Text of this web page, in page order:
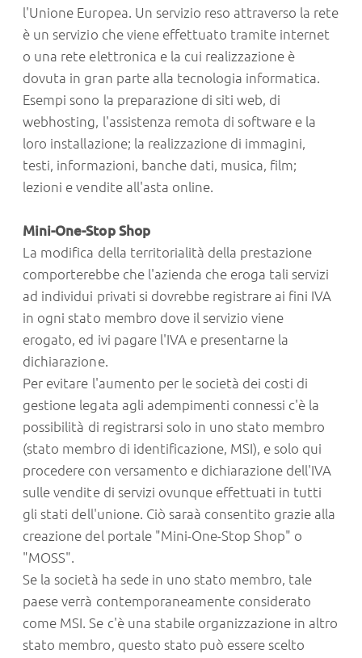
l'Unione Europea. Un servizio reso attraverso la rete
è un servizio che viene effettuato tramite internet
o una rete elettronica e la cui realizzazione è
dovuta in gran parte alla tecnologia informatica.
Esempi sono la preparazione di siti web, di
webhosting, l'assistenza remota di software e la
loro installazione; la realizzazione di immagini,
testi, informazioni, banche dati, musica, film;
lezioni e vendite all'asta online.
Mini-One-Stop Shop
La modifica della territorialità della prestazione
comporterebbe che l'azienda che eroga tali servizi
ad individui privati si dovrebbe registrare ai fini IVA
in ogni stato membro dove il servizio viene
erogato, ed ivi pagare l'IVA e presentarne la
dichiarazione.
Per evitare l'aumento per le società dei costi di
gestione legata agli adempimenti connessi c'è la
possibilità di registrarsi solo in uno stato membro
(stato membro di identificazione, MSI), e solo qui
procedere con versamento e dichiarazione dell'IVA
sulle vendite di servizi ovunque effettuati in tutti
gli stati dell'unione. Ciò saraà consentito grazie alla
creazione del portale "Mini-One-Stop Shop" o
"MOSS".
Se la società ha sede in uno stato membro, tale
paese verrà contemporaneamente considerato
come MSI. Se c'è una stabile organizzazione in altro
stato membro, questo stato può essere scelto